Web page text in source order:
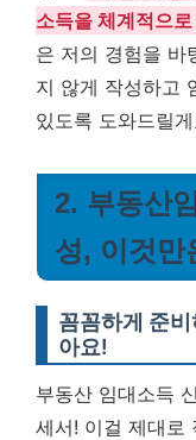
소득을 체계적으
은 저의 경험을 바
지 않게 작성하고
있도록 도와드릴
2. 부동산
성, 이것만
꼼꼼하게 준
아요!
부동산 임대소득
세서! 이걸 제대로